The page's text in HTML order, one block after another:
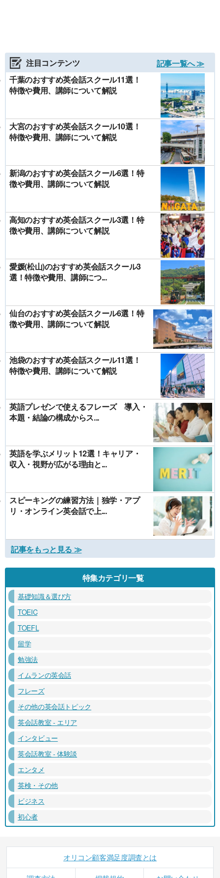
注目コンテンツ
記事一覧へ ≫
千葉のおすすめ英会話スクール11選！
特徴や費用、講師について解説
大宮のおすすめ英会話スクール10選！
特徴や費用、講師について解説
新潟のおすすめ英会話スクール6選！特
徴や費用、講師について解説
高知のおすすめ英会話スクール3選！特
徴や費用、講師について解説
愛媛(松山)のおすすめ英会話スクール3
選！特徴や費用、講師につ...
仙台のおすすめ英会話スクール6選！特
徴や費用、講師について解説
池袋のおすすめ英会話スクール11選！
特徴や費用、講師について解説
英語プレゼンで使えるフレーズ 導入・
本題・結論の構成からス...
英語を学ぶメリット12選！キャリア・
収入・視野が広がる理由と...
スピーキングの練習方法｜独学・アプ
リ・オンライン英会話で上...
記事をもっと見る ≫
特集カテゴリ一覧
基礎知識＆選び方
TOEIC
TOEFL
留学
勉強法
イムランの英会話
フレーズ
その他の英会話トピック
英会話教室 - エリア
インタビュー
英会話教室 - 体験談
エンタメ
英検・その他
ビジネス
初心者
オリコン顧客満足度調査とは